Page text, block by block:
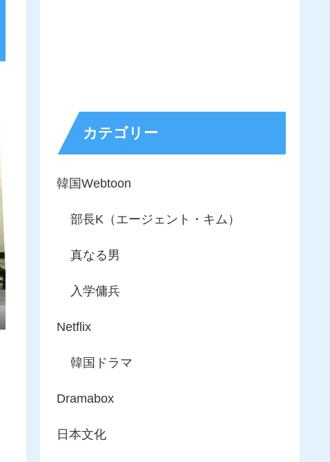
カテゴリー
韓国Webtoon
部長K（エージェント・キム）
真なる男
入学傭兵
Netflix
韓国ドラマ
Dramabox
日本文化